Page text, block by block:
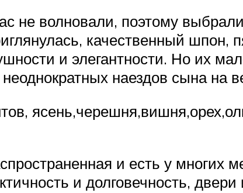
не волновали, поэтому
качественный шпон,
и элегантности. Но их
наездов сына на
и есть у многих
и долговечность,